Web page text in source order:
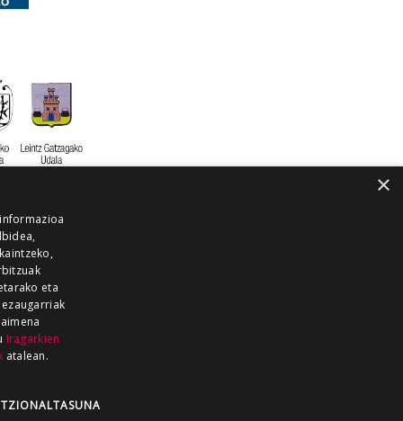
GUKA
GUKA
ZUMAIA GUKA
×
eta
Iragarkien
atalean.